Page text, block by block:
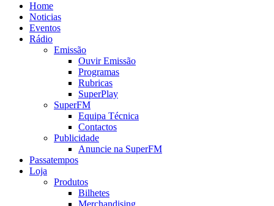
Home
Noticias
Eventos
Rádio
Emissão
Ouvir Emissão
Programas
Rubricas
SuperPlay
SuperFM
Equipa Técnica
Contactos
Publicidade
Anuncie na SuperFM
Passatempos
Loja
Produtos
Bilhetes
Merchandising